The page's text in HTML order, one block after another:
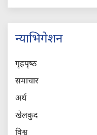
न्याभिगेशन
गृहपृष्‍ठ
समाचार
अर्थ
खेलकुद